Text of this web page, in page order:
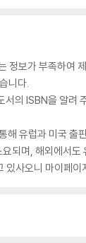
정보가 부족하여
니다.
의 ISBN을 알려
유럽과 미국 출
되며, 해외에서
있사오니 마이페